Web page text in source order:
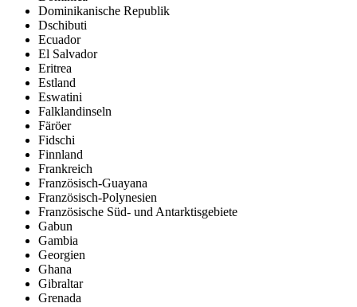
Dominikanische Republik
Dschibuti
Ecuador
El Salvador
Eritrea
Estland
Eswatini
Falklandinseln
Färöer
Fidschi
Finnland
Frankreich
Französisch-Guayana
Französisch-Polynesien
Französische Süd- und Antarktisgebiete
Gabun
Gambia
Georgien
Ghana
Gibraltar
Grenada